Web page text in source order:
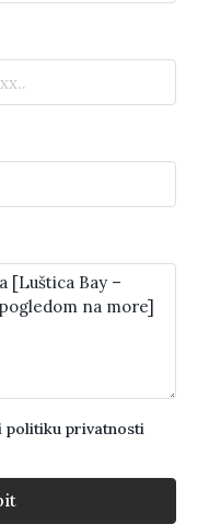
politiku privatnosti